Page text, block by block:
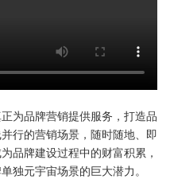
为品牌营销提供服务，打造品
行的营销场景，随时随地、即
品牌建设过程中的财富积累，
独元宇宙场景的巨大潜力。